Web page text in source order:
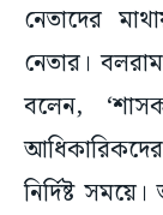
নেতাদের
নেতার।
বলেন,
নির্দিষ্ট